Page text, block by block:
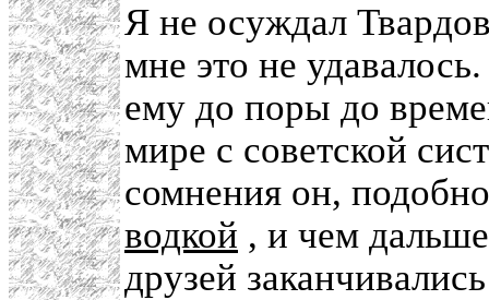
Я не осуждал
мне это не
ему до поры до
мире с советской
сомнения он,
водкой , и чем
друзей